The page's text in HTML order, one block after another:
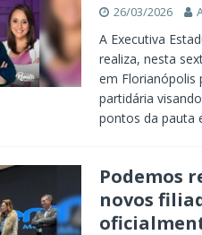
26/03/2026
A Executiva
realiza, nesta
em Florianópolis
partidária
pontos da pauta
Podemos
novos